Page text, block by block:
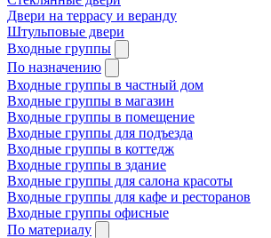
Двери на террасу и веранду
Штульповые двери
Входные группы
По назначению
Входные группы в частный дом
Входные группы в магазин
Входные группы в помещение
Входные группы для подъезда
Входные группы в коттедж
Входные группы в здание
Входные группы для салона красоты
Входные группы для кафе и ресторанов
Входные группы офисные
По материалу